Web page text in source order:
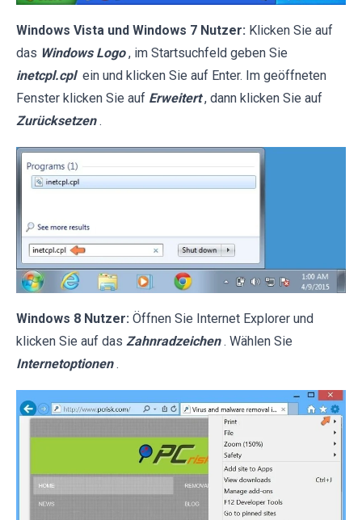
Windows Vista und Windows 7 Nutzer: Klicken Sie auf
das Windows Logo , im Startsuchfeld geben Sie
inetcpl.cpl ein und klicken Sie auf Enter. Im geöffneten
Fenster klicken Sie auf Erweitert , dann klicken Sie auf
Zurücksetzen .
Windows 8 Nutzer: Öffnen Sie Internet Explorer und
klicken Sie auf das Zahnradzeichen . Wählen Sie
Internetoptionen .